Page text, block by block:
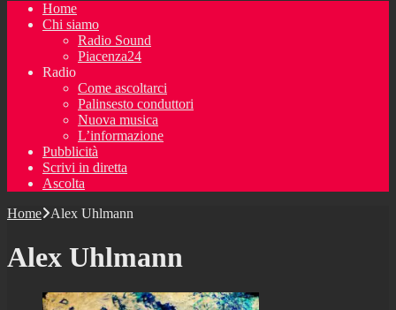
Home
Chi siamo
Radio Sound
Piacenza24
Radio
Come ascoltarci
Palinsesto conduttori
Nuova musica
L’informazione
Pubblicità
Scrivi in diretta
Ascolta
Home
Alex Uhlmann
Alex Uhlmann